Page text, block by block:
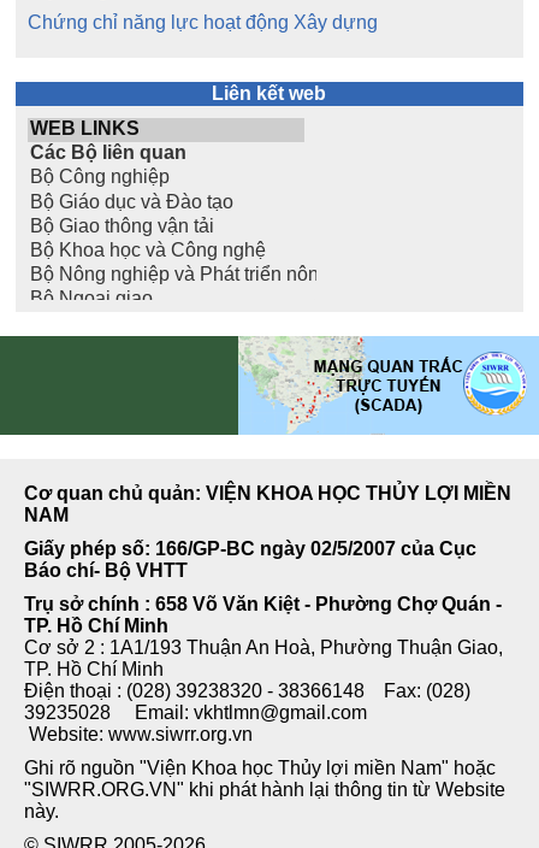
Chứng chỉ năng lực hoạt động Xây dựng
Liên kết web
Cơ quan chủ quản: VIỆN KHOA HỌC THỦY LỢI MIỀN
NAM
Giấy phép số: 166/GP-BC ngày 02/5/2007 của Cục
Báo chí- Bộ VHTT
Trụ sở chính : 658 Võ Văn Kiệt - Phường Chợ Quán -
TP. Hồ Chí Minh
Cơ sở 2 : 1A1/193 Thuận An Hoà, Phường Thuận Giao,
TP. Hồ Chí Minh
Điện thoại : (028) 39238320 - 38366148 Fax: (028)
39235028 Email: vkhtlmn@gmail.com
Website: www.siwrr.org.vn
Ghi rõ nguồn "Viện Khoa học Thủy lợi miền Nam" hoặc
"SIWRR.ORG.VN" khi phát hành lại thông tin từ Website
này.